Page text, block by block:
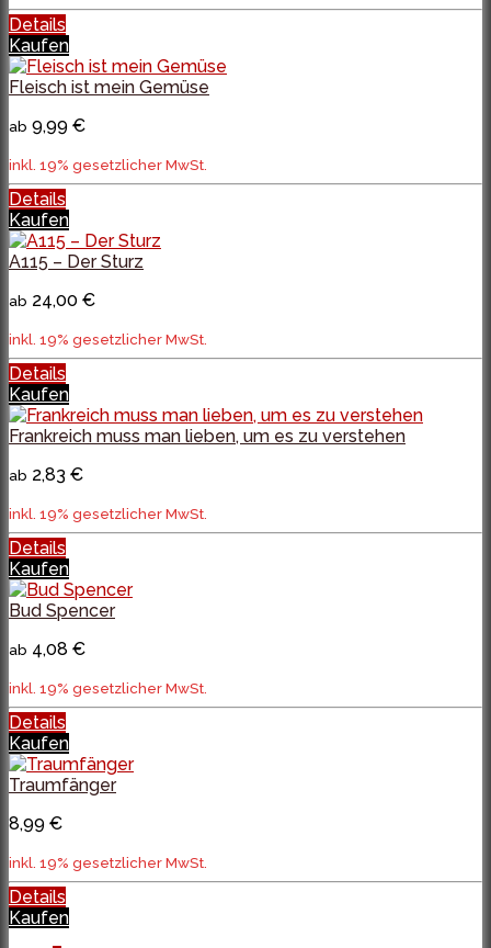
Details
Kaufen
Fleisch ist mein Gemüse
ab 9,99 €
inkl. 19% gesetzlicher MwSt.
Details
Kaufen
A115 – Der Sturz
ab 24,00 €
inkl. 19% gesetzlicher MwSt.
Details
Kaufen
Frankreich muss man lieben, um es zu verstehen
ab 2,83 €
inkl. 19% gesetzlicher MwSt.
Details
Kaufen
Bud Spencer
ab 4,08 €
inkl. 19% gesetzlicher MwSt.
Details
Kaufen
Traumfänger
8,99 €
inkl. 19% gesetzlicher MwSt.
Details
Kaufen